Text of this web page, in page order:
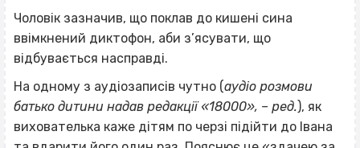
Чоловік зазначив, що поклав до кишені сина
ввімкнений диктофон, аби з’ясувати, що
відбувається насправді.
На одному з аудіозаписів чутно (аудіо розмови
батько дитини надав редакції «18000», – ред.), як
вихователька каже дітям по черзі підійти до Івана